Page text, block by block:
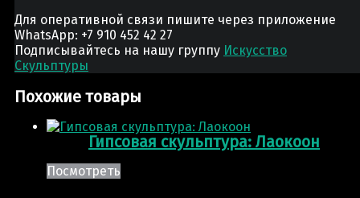
Для оперативной связи пишите через приложение
WhatsApp: +7 910 452 42 27
Подписывайтесь на нашу группу Искусство
Скульптуры
Похожие товары
Гипсовая скульптура: Лаокоон
Посмотреть